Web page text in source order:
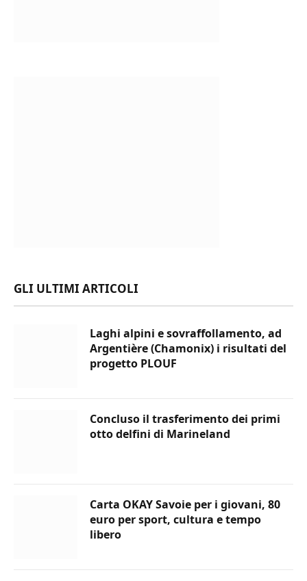
GLI ULTIMI ARTICOLI
Laghi alpini e sovraffollamento, ad
Argentière (Chamonix) i risultati del
progetto PLOUF
Concluso il trasferimento dei primi
otto delfini di Marineland
Carta OKAY Savoie per i giovani, 80
euro per sport, cultura e tempo
libero